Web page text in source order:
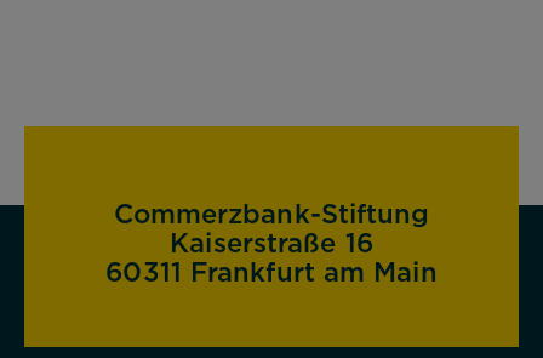
Commerzbank-Stiftung
Kaiserstraße 16
60311 Frankfurt am Main